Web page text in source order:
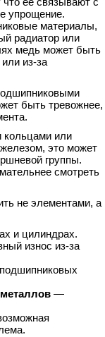
упрощение.
материалы,
радиатор или
медь может быть
из-за
быть тревожнее,
кольцами или
это может
группы.
смотреть
не элементами, а
и цилиндрах.
износ из-за
—